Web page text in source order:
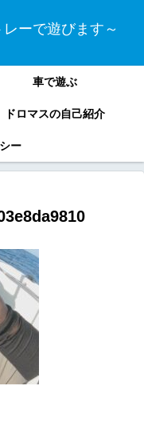
ーで遊びます～
車で遊ぶ
ドロマスの自己紹介
ー